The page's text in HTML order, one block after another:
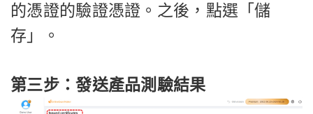
的憑證的驗證憑證。之後，點選「儲
存」。
第三步：發送產品測驗結果